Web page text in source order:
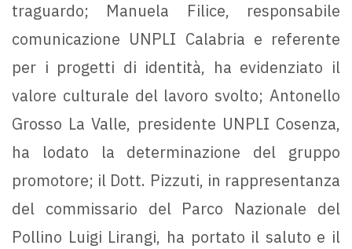
traguardo; Manuela Filice, responsabile
comunicazione UNPLI Calabria e referente
per i progetti di identità, ha evidenziato il
valore culturale del lavoro svolto; Antonello
Grosso La Valle, presidente UNPLI Cosenza,
ha lodato la determinazione del gruppo
promotore; il Dott. Pizzuti, in rappresentanza
del commissario del Parco Nazionale del
Pollino Luigi Lirangi, ha portato il saluto e il